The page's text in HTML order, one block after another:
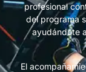
profesional
del programa
ayudándote
El